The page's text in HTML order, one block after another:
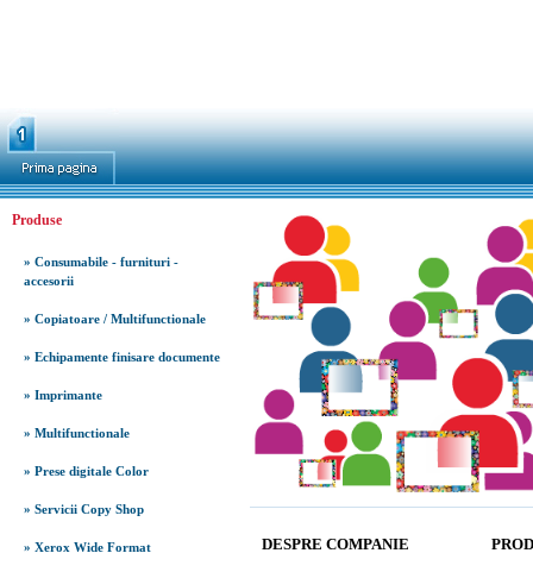
Produse
» Consumabile - furnituri -
accesorii
» Copiatoare / Multifunctionale
» Echipamente finisare documente
» Imprimante
» Multifunctionale
» Prese digitale Color
» Servicii Copy Shop
» Xerox Wide Format DESPRE COMPANIE